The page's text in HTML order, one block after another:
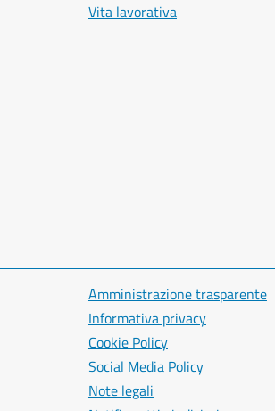
Vita lavorativa
Amministrazione trasparente
Informativa privacy
Cookie Policy
Social Media Policy
Note legali